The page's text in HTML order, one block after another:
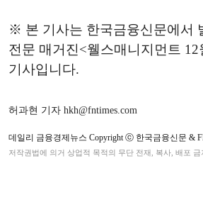
※ 본 기사는 한국금융신문에서
전문 매거진<웰스매니지먼트 12
기사입니다.
허과현 기자 hkh@fntimes.com
데일리 금융경제뉴스 Copyright ⓒ 한국금융신문 &
저작권법에 의거 상업적 목적의 무단 전재, 복사, 배포 금